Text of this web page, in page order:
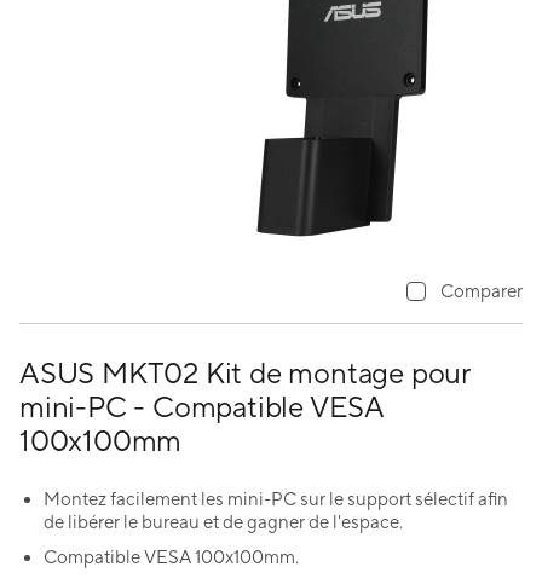
ASUS MKT02 Kit de montage pour
mini-PC - Compatible VESA
100x100mm
Montez facilement les mini-PC sur le support sélectif afin
de libérer le bureau et de gagner de l'espace.
Compatible VESA 100x100mm.
Comparer